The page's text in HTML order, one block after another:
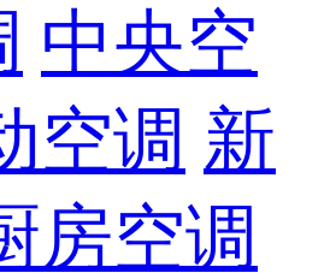
中央空
空调 新
房空调